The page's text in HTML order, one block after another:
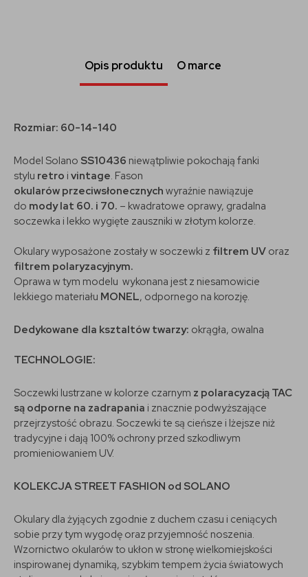
Opis produktu O marce
Rozmiar: 60-14-140
Model Solano SS10436 niewątpliwie pokochają fanki
stylu retro i vintage. Fason
okularów przeciwsłonecznych wyraźnie nawiązuje
do mody lat 60. i 70. – kwadratowe oprawy, gradalna
soczewka i lekko wygięte zauszniki w złotym kolorze.
Okulary wyposażone zostały w soczewki z filtrem UV oraz
filtrem polaryzacyjnym.
Oprawa w tym modelu wykonana jest z niesamowicie
lekkiego materiału MONEL, odpornego na korozję.
Dedykowane dla ksztaltów twarzy: okrągła, owalna
TECHNOLOGIE:
Soczewki lustrzane w kolorze czarnym z polaracyzacją TAC
są odporne na zadrapania i znacznie podwyższające
przejrzystość obrazu. Soczewki te są cieńsze i lżejsze niż
tradycyjne i dają 100% ochrony przed szkodliwym
promieniowaniem UV.
KOLEKCJA STREET FASHION od SOLANO
Okulary dla żyjących zgodnie z duchem czasu i ceniących
sobie przy tym wygodę oraz przyjemność noszenia.
Wzornictwo okularów to ukłon w stronę wielkomiejskości
inspirowanej dynamiką, szybkim tempem życia światowych